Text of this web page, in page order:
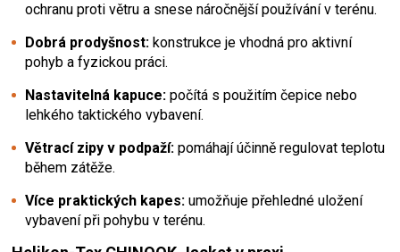
ochranu proti větru a snese náročnější používání v terénu.
Dobrá prodyšnost: konstrukce je vhodná pro aktivní
pohyb a fyzickou práci.
Nastavitelná kapuce: počítá s použitím čepice nebo
lehkého taktického vybavení.
Větrací zipy v podpaží: pomáhají účinně regulovat teplotu
během zátěže.
Více praktických kapes: umožňuje přehledné uložení
vybavení při pohybu v terénu.